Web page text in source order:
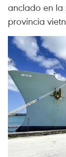
anclado en la
provincia